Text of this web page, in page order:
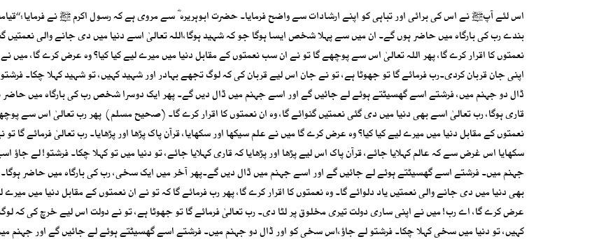
اس لئے آپﷺ نے اس کی برائی اور تباہی کو اپنے ارشادات سے واضح فرمایا۔ حضرت ابوہریرہ ؓ سے مروی ہے کہ رسول اکرم ﷺ نے فرمایا:
بندے رب کی بارگاہ میں حاضر ہوں گے۔ ان میں سے پہلا شخص ایسا ہوگا جو کہ شہید ہوگا،اللہ تعالیٰ اسے دنیا میں دی جانے والی نعمتیں
نعمتوں کا اقرار کرے گا، پھر اللہ تعالیٰ اس سے پوچھے گا تو نے ان سب نعمتوں کے مقابل دنیا میں میرے لیے کیا کیا؟ وہ عرض کرے گا، میں
اپنی جان قربان کردی۔رب فرمائے گا تو جھوٹا ہے، تو نے جان اس لیے قربان کی کہ لوگ تجھے بہادر اور شہید کہیں، تو شہید کہلا چکا۔
ڈال دو جہنم میں، فرشتے اسے گھسیٹتے ہوئے لے جائیں گے اور اسے جہنم میں ڈال دیں گے۔ پھر ایک دوسرا شخص رب کی بارگاہ میں حاضر
قاری ہوگا، رب تعالیٰ اسے بھی دنیا میں دی گئی نعمتیں گنوائے گا، وہ ان نعمتوں کا اقرار کرے گا۔ (صحیح مسلم) پھر رب تعالیٰ اس سے
نعمتوں کے مقابل دنیا میں میرے لیے کیا کیا؟ وہ عرض کرے گا میں نے علم سیکھا اور سکھایا، قرآن پاک پڑھا اور پڑھایا۔ رب تعالیٰ فرمائے گا
سکھایا اس غرض سے کہ عالم کہلایا جائے، قرآن پاک اس لیے پڑھا اور پڑھایا کہ قاری کہلایا جائے، تو دنیا میں تو کہلا چکا۔ فرشتو! لے جاؤ
جہنم میں۔ فرشتے اسے گھسیٹتے ہوئے لے جائیں گے اور اسے جہنم میں ڈال دیں گے۔پھر آخر میں ایک سخی، رب کی بارگاہ میں حاضر ہوگا۔
بھی دنیا میں دی جانے والی نعمتیں یاد دلوائے گا۔ وہ نعمتوں کا اقرار کرے گا، پھر رب فرمائے گا کہ تو نے ان نعمتوں کے مقابل دنیا میں میرے
عرض کرے گا، اے رب! میں نے اپنی ساری دولت تیری مخلوق پر لٹا دی۔ رب تعالیٰ فرمائے گا تو جھوٹا ہے، تو نے دولت اس لیے خرچ کی
کہیں، تو دنیا میں سخی کہلا چکا۔ فرشتو لے جاؤ،اس سخی کو اور ڈال دو جہنم میں۔ فرشتے اسے گھسیٹتے ہوئے لے جائیں گے اور جہنم